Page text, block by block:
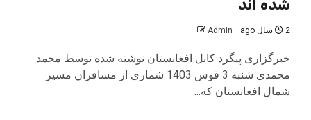
شده اند
2 سال ago Admin
خبرگزاری پیگرد کابل افغانستان نوشته شده توسط محمد
محمدی شنبه 3 قوس 1403 شماری از مسافران مسیر
شمال افغانستان که...